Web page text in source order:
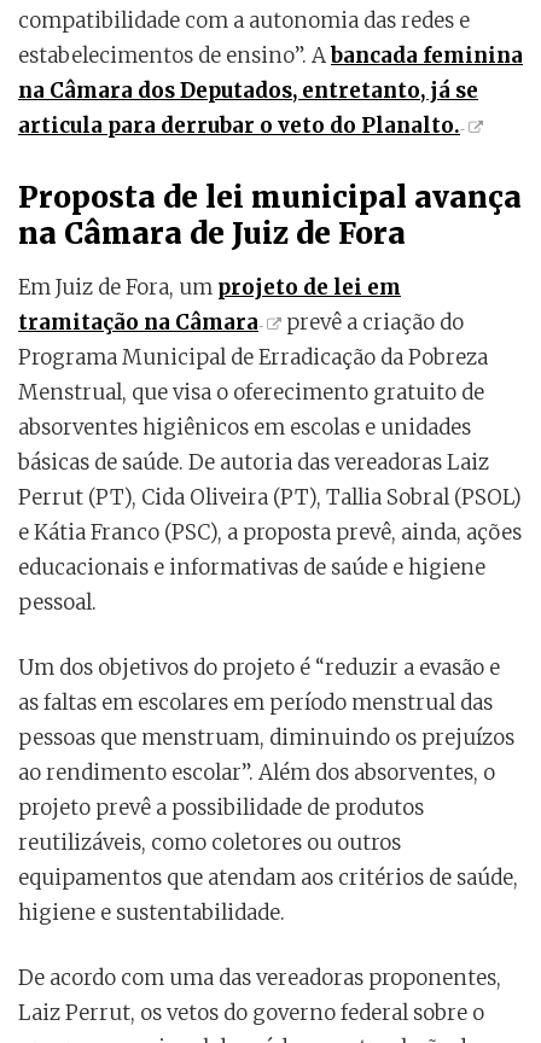
compatibilidade com a autonomia das redes e
estabelecimentos de ensino”. Abancada feminina
na Câmara dos Deputados, entretanto, já se
articula para derrubar o veto do Planalto.
Proposta de lei municipal avança
na Câmara de Juiz de Fora
Em Juiz de Fora, um projeto de lei em
tramitação na Câmara
prevê a criação do
Programa Municipal de Erradicação da Pobreza
Menstrual, que visa o oferecimento gratuito de
absorventes higiênicos em escolas e unidades
básicas de saúde. De autoria das vereadoras Laiz
Perrut (PT), Cida Oliveira (PT), Tallia Sobral (PSOL)
e Kátia Franco (PSC), a proposta prevê, ainda, ações
educacionais e informativas de saúde e higiene
pessoal.
Um dos objetivos do projeto é “reduzir a evasão e
as faltas em escolares em período menstrual das
pessoas que menstruam, diminuindo os prejuízos
ao rendimento escolar”. Além dos absorventes, o
projeto prevê a possibilidade de produtos
reutilizáveis, como coletores ou outros
equipamentos que atendam aos critérios de saúde,
higiene e sustentabilidade.
De acordo com uma das vereadoras proponentes,
Laiz Perrut, os vetos do governo federal sobre o